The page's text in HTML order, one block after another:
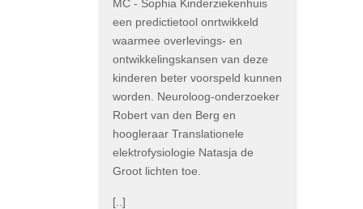
MC - Sophia Kinderziekenhuis
een predictietool onrtwikkeld
waarmee overlevings- en
ontwikkelingskansen van deze
kinderen beter voorspeld kunnen
worden. Neuroloog-onderzoeker
Robert van den Berg en
hoogleraar Translationele
elektrofysiologie Natasja de
Groot lichten toe.
[..]